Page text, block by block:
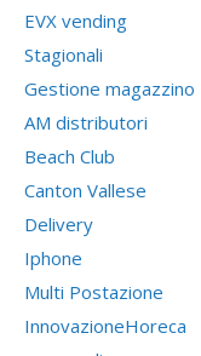
EVX vending
Stagionali
Gestione magazzino
AM distributori
Beach Club
Canton Vallese
Delivery
Iphone
Multi Postazione
InnovazioneHoreca